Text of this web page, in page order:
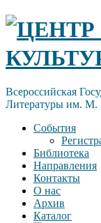
Skip
content
Всероссийская
Литературы им. М.
События
Библиотека
Направления
Контакты
О нас
Архив
Каталог